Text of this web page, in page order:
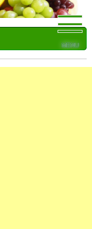
MENU